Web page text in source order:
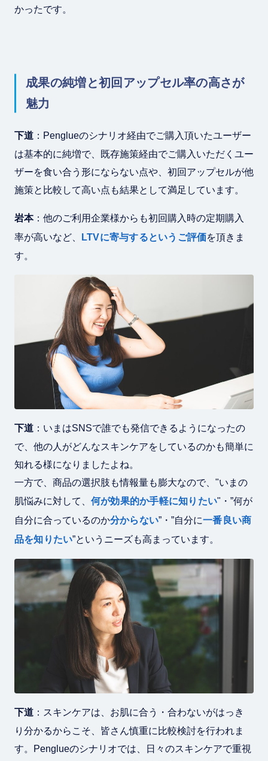
かったです。
成果の純増と初回アップセル率の高さが
魅力
下道 ：Penglueのシナリオ経由でご購入頂いたユーザー
は基本的に純増で、既存施策経由でご購入いただくユー
ザーを食い合う形にならない点や、初回アップセルが他
施策と比較して高い点も結果として満足しています。
岩本：他のご利用企業様からも初回購入時の定期購入
率が高いなど、
LTVに寄与するというご評価を頂きま
す。
下道 ：いまはSNSで誰でも発信できるようになったの
で、他の人がどんなスキンケアをしているのかも簡単に
知れる様になりましたよね。
一方で、商品の選択肢も情報量も膨大なので、"いまの
肌悩みに対して、 何が効果的か手軽に知りたい"・”何が
自分に合っているのか分からない”・”自分に一番良い商
品を知りたい”というニーズも高まっています。
下道 ：スキンケアは、お肌に合う・合わないがはっき
り分かるからこそ、皆さん慎重に比較検討を行われま
す。Penglueのシナリオでは、日々のスキンケアで重視